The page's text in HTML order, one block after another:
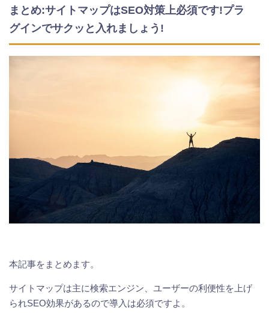
まとめ:サイトマップはSEO対策上必須です!プラ
グインでサクッと入れましょう!
本記事をまとめます。
サイトマップは主に検索エンジン、ユーザーの利便性を上げ
られSEO効果があるので導入は必須ですよ。